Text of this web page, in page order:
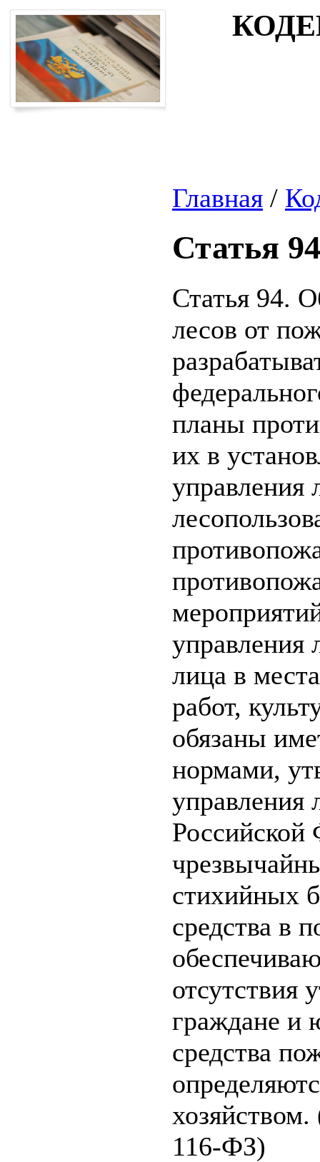
Главная /
Статья 94
Статья 94.
лесов от
планы
их в
управления
управления
лица в
работ,
обязаны
нормами,
управления
Российской
стихийных
средства в
отсутствия
граждане и
средства
116-ФЗ)